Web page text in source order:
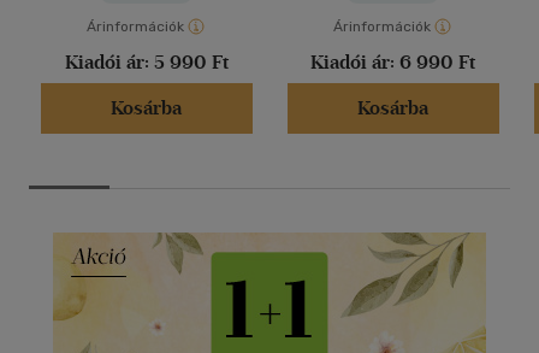
Árinformációk
Kiadói ár: 5 990 Ft
Kosárba
Árinformációk
Kiadói ár: 6 990 Ft
Kosárba